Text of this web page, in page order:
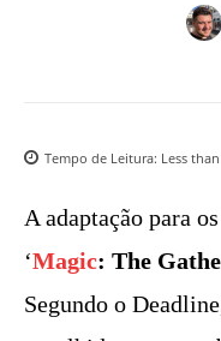
Tempo de Leitura: Less than
A adaptação para
‘Magic: The
Segundo o